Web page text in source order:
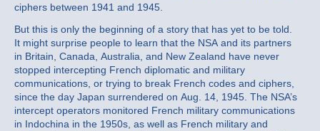
ciphers between 1941 and 1945.
But this is only the beginning of a story that has yet to be told.
It might surprise people to learn that the NSA and its partners
in Britain, Canada, Australia, and New Zealand have never
stopped intercepting French diplomatic and military
communications, or trying to break French codes and ciphers,
since the day Japan surrendered on Aug. 14, 1945. The NSA’s
intercept operators monitored French military communications
in Indochina in the 1950s, as well as French military and